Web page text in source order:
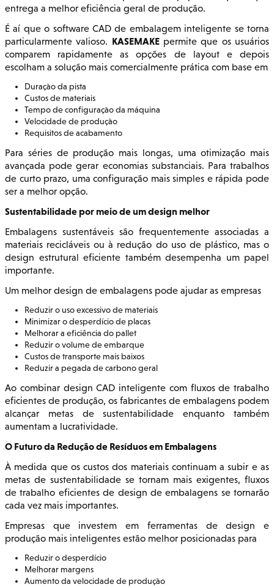
entrega a melhor eficiência geral de produção.
É aí que o software CAD de embalagem inteligente se torna
particularmente valioso. KASEMAKEpermite que os usuários
comparem rapidamente as opções de layout e depois
escolham a solução mais comercialmente prática com base em
Duração da pista
Custos de materiais
Tempo de configuração da máquina
Velocidade de produção
Requisitos de acabamento
Para séries de produção mais longas, uma otimização mais
avançada pode gerar economias substanciais. Para trabalhos
de curto prazo, uma configuração mais simples e rápida pode
ser a melhor opção.
Sustentabilidade por meio de um design melhor
Embalagens sustentáveis são frequentemente associadas a
materiais recicláveis ou à redução do uso de plástico, mas o
design estrutural eficiente também desempenha um papel
importante.
Um melhor design de embalagens pode ajudar as empresas
Reduzir o uso excessivo de materiais
Minimizar o desperdício de placas
Melhorar a eficiência do pallet
Reduzir o volume de embarque
Custos de transporte mais baixos
Reduzir a pegada de carbono geral
Ao combinar design CAD inteligente com fluxos de trabalho
eficientes de produção, os fabricantes de embalagens podem
alcançar metas de sustentabilidade enquanto também
aumentam a lucratividade.
O Futuro da Redução de Resíduos em Embalagens
À medida que os custos dos materiais continuam a subir e as
metas de sustentabilidade se tornam mais exigentes, fluxos
de trabalho eficientes de design de embalagens se tornarão
cada vez mais importantes.
Empresas que investem em ferramentas de design e
produção mais inteligentes estão melhor posicionadas para
Reduzir o desperdício
Melhorar margens
Aumento da velocidade de produção